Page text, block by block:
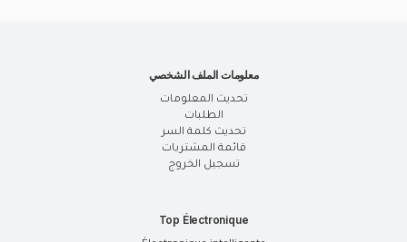
معلومات الملف الشخصي
تحديث المعلومات
الطلبات
تحديث كلمة السر
قائمة المشتريات
تسجيل الخروج
Top Électronique